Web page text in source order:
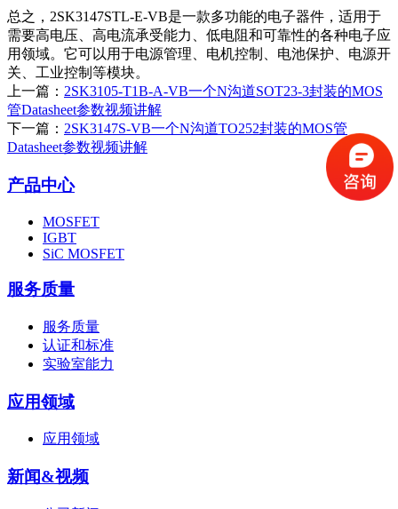
总之，2SK3147STL-E-VB是一款多功能的电子器件，适用于
需要高电压、高电流承受能力、低电阻和可靠性的各种电子应
用领域。它可以用于电源管理、电机控制、电池保护、电源开
关、工业控制等模块。
上一篇： 2SK3105-T1B-A-VB一个N沟道SOT23-3封装的MOS
管Datasheet参数视频讲解
下一篇： 2SK3147S-VB一个N沟道TO252封装的MOS管
Datasheet参数视频讲解
产品中心
MOSFET
IGBT
SiC MOSFET
服务质量
服务质量
认证和标准
实验室能力
应用领域
应用领域
新闻&视频